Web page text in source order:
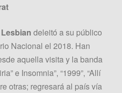
deleitó a su público
Nacional el 2018. Han
aquella visita y la banda
e Insomnia”, “1999”, “Allí
otras; regresará al país vía